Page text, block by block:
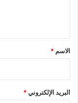
*
الاسم *
البريد الإلكتروني*